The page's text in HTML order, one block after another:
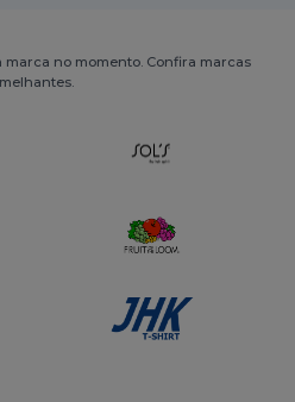
no momento. Confira marcas